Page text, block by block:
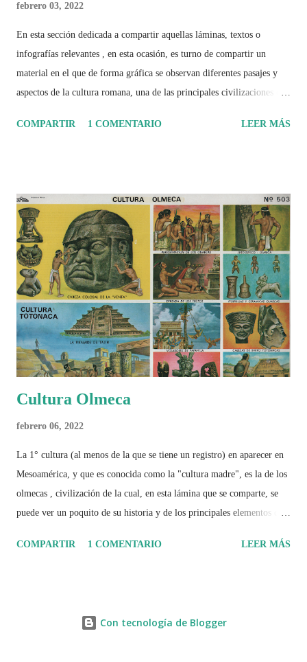
febrero 03, 2022
En esta sección dedicada a compartir aquellas láminas, textos o
infografías relevantes , en esta ocasión, es turno de compartir un
material en el que de forma gráfica se observan diferentes pasajes y
aspectos de la cultura romana, una de las principales civilizaciones que
COMPARTIR
1 COMENTARIO LEER MÁS
Cultura Olmeca
febrero 06, 2022
La 1° cultura (al menos de la que se tiene un registro) en aparecer en
Mesoamérica, y que es conocida como la "cultura madre", es la de los
olmecas , civilización de la cual, en esta lámina que se comparte, se
puede ver un poquito de su historia y de los principales elementos que
COMPARTIR
1 COMENTARIO LEER MÁS
Con tecnología de Blogger